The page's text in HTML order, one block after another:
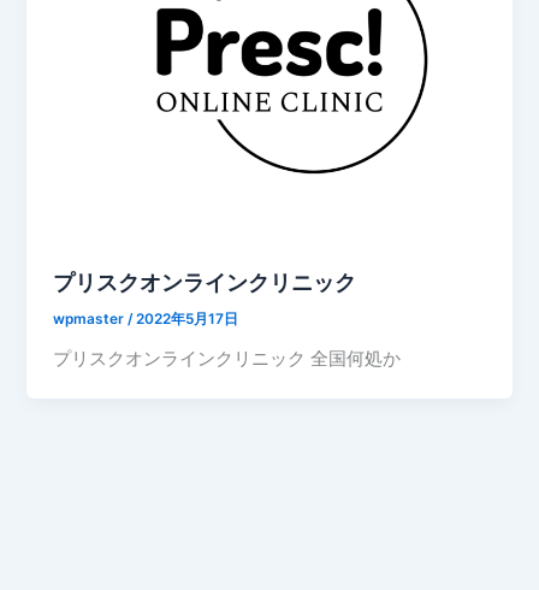
プリスクオンラインクリニック
wpmaster /2022年5月17日
プリスクオンラインクリニック 全国何処か